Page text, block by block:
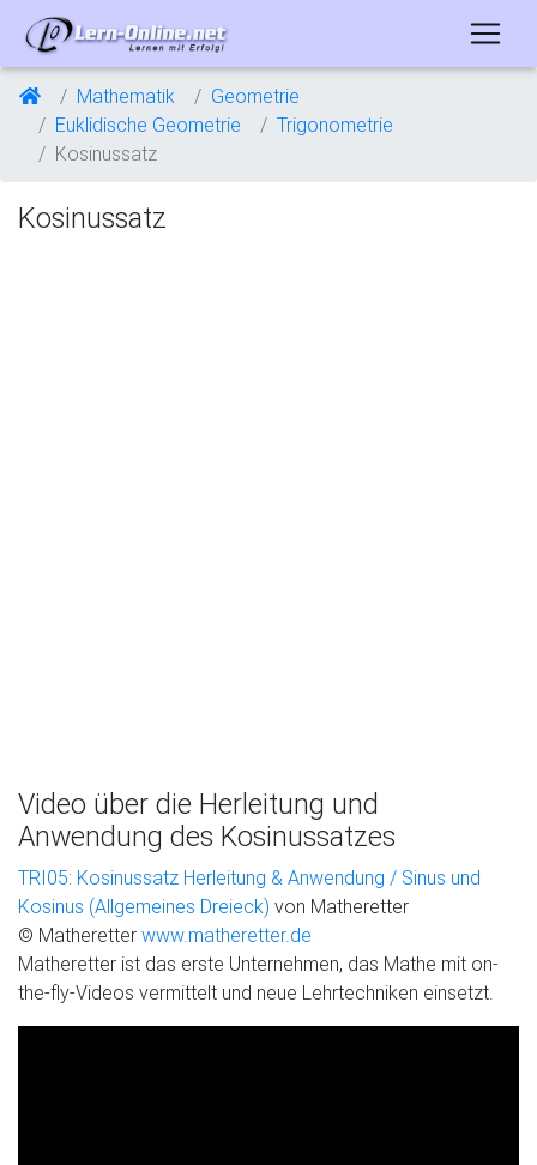
Mathematik
Geometrie
Euklidische Geometrie
Trigonometrie
Kosinussatz
Kosinussatz
Video über die Herleitung und
Anwendung des Kosinussatzes
TRI05: Kosinussatz Herleitung & Anwendung / Sinus und
Kosinus (Allgemeines Dreieck) von Matheretter
© Matheretter www.matheretter.de
Matheretter ist das erste Unternehmen, das Mathe mit on-
the-fly-Videos vermittelt und neue Lehrtechniken einsetzt.